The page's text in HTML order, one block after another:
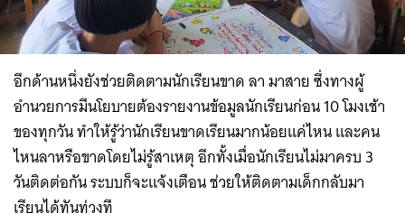
อีกด้านหนึ่งยังช่วยติดตามนักเรียนขาด ลา มาสาย ซึ่งทางผู้
อำนวยการมีนโยบายต้องรายงานข้อมูลนักเรียนก่อน 10 โมงเช้า
ของทุกวัน ทำให้รู้ว่านักเรียนขาดเรียนมากน้อยแค่ไหน และคน
ไหนลาหรือขาดโดยไม่รู้สาเหตุ อีกทั้งเมื่อนักเรียนไม่มาครบ 3
วันติดต่อกัน ระบบก็จะแจ้งเตือน ช่วยให้ติดตามเด็กกลับมา
เรียนได้ทันท่วงที